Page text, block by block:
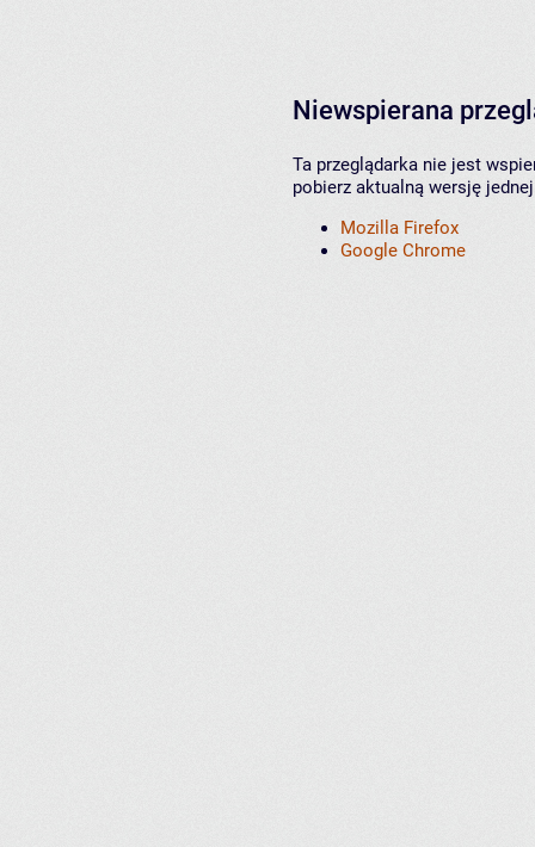
Niewspierana
Ta przeglądarka nie jest
pobierz aktualną wersję
Mozilla Firefox
Google Chrome